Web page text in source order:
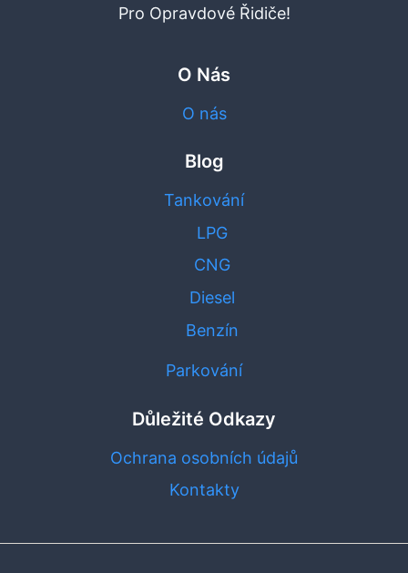
Pro Opravdové Řidiče!
O Nás
O nás
Blog
Tankování
LPG
CNG
Diesel
Benzín
Parkování
Důležité Odkazy
Ochrana osobních údajů
Kontakty